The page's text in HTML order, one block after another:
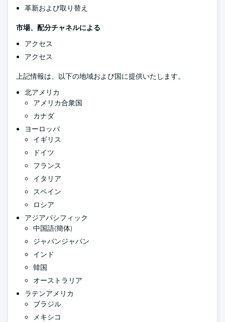
革新および取り替え
市場、配分チャネルによる
アクセス
アクセス
上記情報は、以下の地域および国に提供いたします。
北アメリカ
アメリカ合衆国
カナダ
ヨーロッパ
イギリス
ドイツ
フランス
イタリア
スペイン
ロシア
アジアパシフィック
中国語(簡体)
ジャパンジャパン
インド
韓国
オーストラリア
ラテンアメリカ
ブラジル
メキシコ